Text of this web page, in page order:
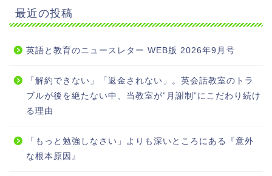
最近の投稿
英語と教育のニュースレター WEB版 2026年9月号
「解約できない」「返金されない」。英会話教室のトラ
ブルが後を絶たない中、当教室が”月謝制”にこだわり続け
る理由
「もっと勉強しなさい」よりも深いところにある『意外
な根本原因』